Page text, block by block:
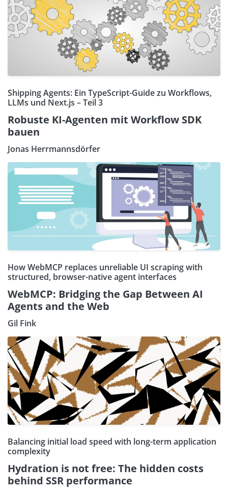
Shipping Agents: Ein TypeScript-Guide zu Workflows,
LLMs und Next.js – Teil 3
Robuste KI-Agenten mit Workflow SDK
bauen
Jonas Herrmannsdörfer
How WebMCP replaces unreliable UI scraping with
structured, browser-native agent interfaces
WebMCP: Bridging the Gap Between AI
Agents and the Web
Gil Fink
Balancing initial load speed with long-term application
complexity
Hydration is not free: The hidden costs
behind SSR performance